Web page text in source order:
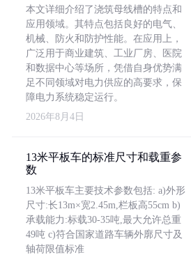
本文详细介绍了浇筑母线槽的特点和
应用领域。其特点包括良好的电气、
机械、防火和防护性能。在应用上，
广泛用于商业建筑、工业厂房、医院
和数据中心等场所，凭借自身优势满
足不同领域对电力供应的高要求，保
障电力系统稳定运行。
2026年8月4日
13米平板车的标准尺寸和载重参
数
13米平板车主要技术参数包括: a)外形
尺寸:长13m×宽2.45m,栏板高55cm b)
承载能力:标载30-35吨,最大允许总重
49吨 c)符合国家道路车辆外廓尺寸及
轴荷限值标准